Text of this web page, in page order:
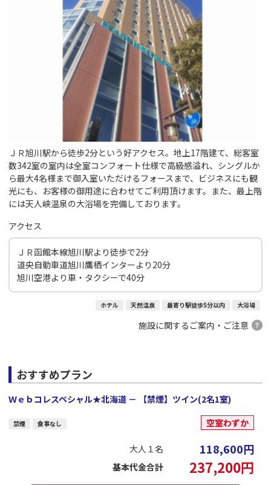
ＪＲ旭川駅から徒歩2分という好アクセス。地上17階建て、総客室
数342室の室内は全室コンフォート仕様で高級感溢れ、シングルか
ら最大4名様まで御入室いただけるフォースまで、ビジネスにも観
光にも、お客様の御用途に合わせてご利用頂けます。また、最上階
には天人峡温泉の大浴場を完備しております。
アクセス
ＪＲ函館本線旭川駅より徒歩で2分
道央自動車道旭川鷹栖インターより20分
旭川空港より車・タクシーで40分
ホテル 天然温泉 最寄り駅徒歩5分以内 大浴場
施設に関するご案内・ご注意
おすすめプラン
Ｗｅｂコレスペシャル★北海道 － 【禁煙】ツイン(2名1室)
禁煙 食事なし 空室わずか
大人１名 118,600円
基本代金合計 237,200円